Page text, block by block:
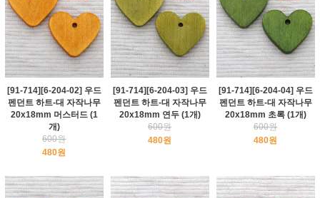
[91-714][6-204-02] 우드
펜던트 하트-대 자작나무
20x18mm 머스터드 (1
개)
600원
480원
[91-714][6-204-03] 우드
펜던트 하트-대 자작나무
20x18mm 연두 (1개)
600원
480원
[91-714][6-204-04] 우드
펜던트 하트-대 자작나무
20x18mm 초록 (1개)
600원
480원